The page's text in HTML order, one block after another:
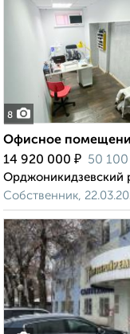
8
Офисное
14 920 000 ₽ 50 100
Орджоникидзевский
Собственник,